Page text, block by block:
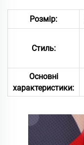
Розмір:
Стиль:
Основні
характеристики: